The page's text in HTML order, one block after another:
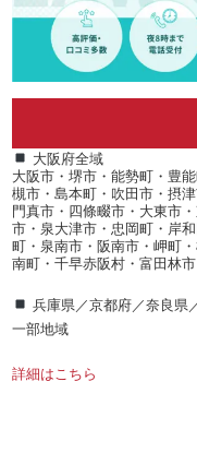
大阪府全域
大阪市・堺市・能勢町・豊
槻市・島本町・吹田市・摂
門真市・四條畷市・大東市
市・泉大津市・忠岡町・岸
町・泉南市・阪南市・岬町
南町・千早赤阪村・富田林
兵庫県／京都府／奈良県
一部地域
詳細はこちら